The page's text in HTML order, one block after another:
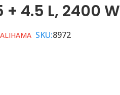
4.5 L, 2400 W
SKU:8972